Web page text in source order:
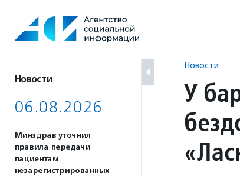
содержанию
Новости
06.08.2026
Минздрав уточнил
правила передачи
пациентам
незарегистрированных
Новости
У